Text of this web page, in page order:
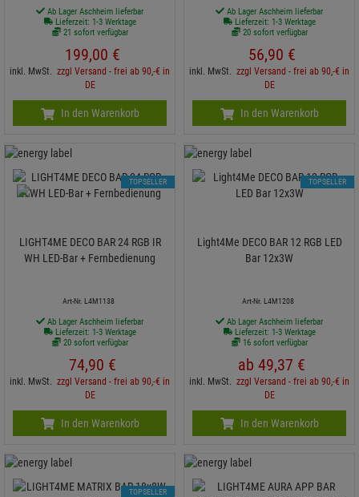
Ab Lager Aschheim lieferbar
Lieferzeit: 1-3 Werktage
21 sofort verfügbar
199,00 €
inkl. MwSt. zzgl Versand - frei ab 90,-€ in
DE
In den Warenkorb
Ab Lager Aschheim lieferbar
Lieferzeit: 1-3 Werktage
20 sofort verfügbar
56,90 €
inkl. MwSt. zzgl Versand - frei ab 90,-€ in
DE
In den Warenkorb
LIGHT4ME DECO BAR 24 RGB IR
WH LED-Bar + Fernbedienung
Art-Nr. L4M1138
Ab Lager Aschheim lieferbar
Lieferzeit: 1-3 Werktage
20 sofort verfügbar
74,90 €
inkl. MwSt. zzgl Versand - frei ab 90,-€ in
DE
TOPSELLER
In den Warenkorb
Light4Me DECO BAR 12 RGB LED
Bar 12x3W
Art-Nr. L4M1208
Ab Lager Aschheim lieferbar
Lieferzeit: 1-3 Werktage
16 sofort verfügbar
ab 49,37 €
inkl. MwSt. zzgl Versand - frei ab 90,-€ in
DE
TOPSELLER
In den Warenkorb
TOPSELLER